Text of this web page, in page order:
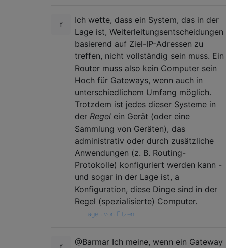
Ich wette, dass ein System, das in der
Lage ist, Weiterleitungsentscheidungen
basierend auf Ziel-IP-Adressen zu
treffen, nicht vollständig sein muss. Ein
Router muss also kein Computer sein
Hoch für Gateways, wenn auch in
unterschiedlichem Umfang möglich.
Trotzdem ist jedes dieser Systeme in
der Regel ein Gerät (oder eine
Sammlung von Geräten), das
administrativ oder durch zusätzliche
Anwendungen (z. B. Routing-
Protokolle) konfiguriert werden kann -
und sogar in der Lage ist, a
Konfiguration, diese Dinge sind in der
Regel (spezialisierte) Computer.
Hagen von Eitzen
@Barmar Ich meine, wenn ein Gateway